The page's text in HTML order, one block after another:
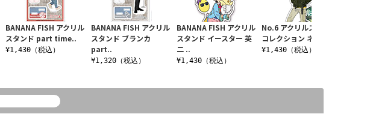
BANANA FISH アクリル
スタンド part time..
¥1,430（税込）
BANANA FISH アクリル
スタンド ブランカ
part..
¥1,320（税込）
BANANA FISH アクリル
スタンド イースター 英
二 ..
¥1,430（税込）
No.6 アクリルスタンド
コレクション ネズミ
¥1,430（税込）